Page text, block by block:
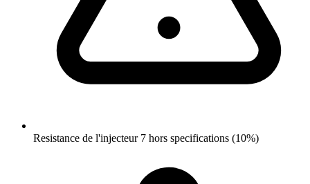
Resistance de l'injecteur 7 hors specifications (10%)